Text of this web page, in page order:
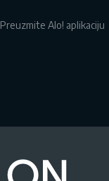
Preuzmite Alo! aplikaciju